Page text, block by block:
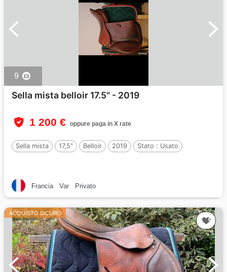
9
Sella mista belloir 17.5" - 2019
1 200 € oppure paga in X rate
Sella mista 17,5" Belloir 2019 Stato : Usato
Francia Var Privato
ACQUISTO SICURO